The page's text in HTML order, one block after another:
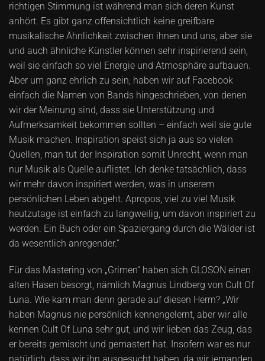
richtigen Stimmung ist während man sich deren Kunst
anhört. Es gibt ganz offensichtlich keine greifbare
musikalische Ähnlichkeit zwischen ihnen und uns, aber sie
und auch ähnliche Künstler können sehr inspirierend sein,
weil sie einfach so viel Energie und Atmosphäre aufbauen.
Aber um ganz ehrlich zu sein, haben wir auf Facebook
einfach die Namen von Bands hingeschrieben, von denen
wir der Meinung sind, dass sie Unterstützung und
Aufmerksamkeit bekommen sollten – einfach weil sie gute
Musik machen. Inspiration speist sich ja aus so vielen
Quellen, man tut der Inspiration somit Unrecht, wenn man
nur Musik als Quelle auflistet. Ich denke tatsächlich, dass
wir mehr davon inspiriert werden, was in unserem
persönlichen Leben abgeht. Apropos, viel zu viel Musik
heutzutage ist einfach zu langweilig, um davon inspiriert zu
werden. Ein Buch oder ein Spaziergang durch die Wälder ist
da wesentlich anregender.“
Für das Mastering von „Grimen“ haben sich GLOSON einen
alten Hasen besorgt, nämlich Magnus Lindberg von Cult Of
Luna. Wie kam man denn gerade auf diesen Herrn? „Wir
haben Magnus nie persönlich kennengelernt, aber wir alle
kennen Cult Of Luna sehr gut, und wir lieben das Zeug, das
er bereits gemischt und gemastert hat. Insofern war es nur